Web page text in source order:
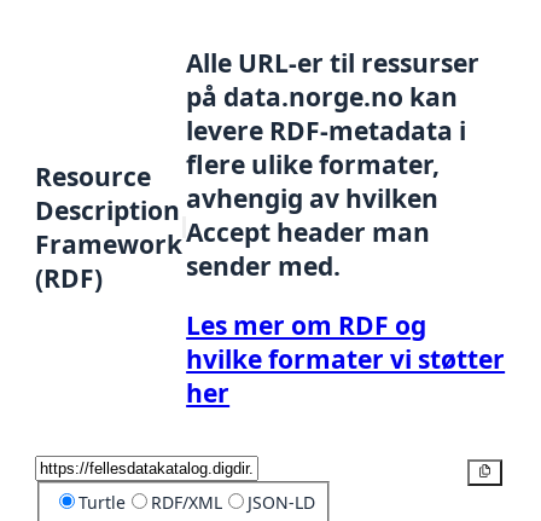
Resource
Description
Framework
(RDF)
Alle URL-er til ressurser
på data.norge.no kan
levere RDF-metadata i
flere ulike formater,
avhengig av hvilken
Accept header man
sender med.
Les mer om RDF og
hvilke formater vi støtter
her
Turtle RDF/XML JSON-LD